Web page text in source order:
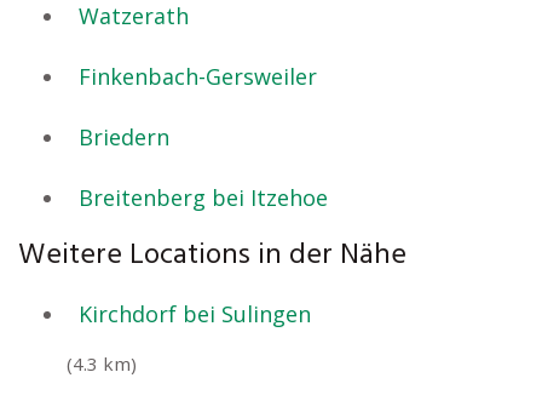
Watzerath
Finkenbach-Gersweiler
Briedern
Breitenberg bei Itzehoe
Weitere Locations in der Nähe
Kirchdorf bei Sulingen
(4.3 km)